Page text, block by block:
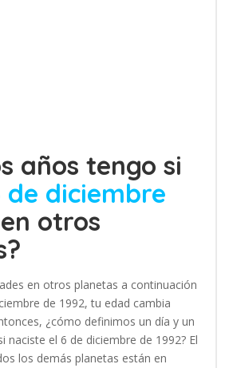
años tengo si
de diciembre
en otros
en otros planetas a continuación
de 1992, tu edad cambia
¿cómo definimos un día y un
naciste el 6 de diciembre de 1992? El
los demás planetas están en